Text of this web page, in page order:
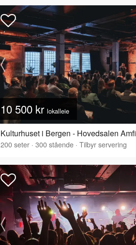
10 500 kr lokalleie
Kulturhuset i Bergen - Hovedsalen Amfi
200seter · 300stående · Tilbyr servering